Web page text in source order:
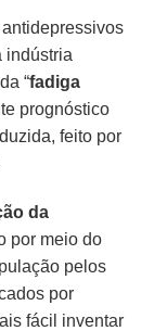
indústria
“fadiga
prognóstico
feito por
da
por meio do
pelos
por
fácil inventar